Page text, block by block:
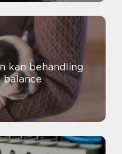
kan behandling